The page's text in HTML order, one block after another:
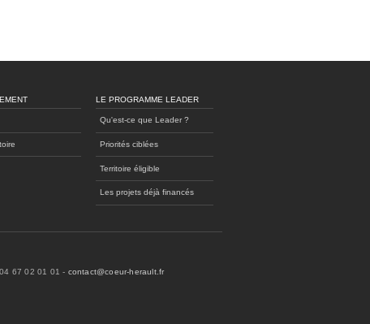
LE PROGRAMME LEADER
Qu'est-ce que Leader ?
Priorités ciblées
Territoire éligible
Les projets déjà financés
67 02 01 01 - contact@coeur-herault.fr